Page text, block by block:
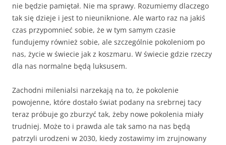
nie będzie pamiętał. Nie ma sprawy. Rozumiemy dlaczego
tak się dzieje i jest to nieuniknione. Ale warto raz na jakiś
czas przypomnieć sobie, że w tym samym czasie
fundujemy również sobie, ale szczególnie pokoleniom po
nas, życie w świecie jak z koszmaru. W świecie gdzie rzeczy
dla nas normalne będą luksusem.
Zachodni milenialsi narzekają na to, że pokolenie
powojenne, które dostało świat podany na srebrnej tacy
teraz próbuje go zburzyć tak, żeby nowe pokolenia miały
trudniej. Może to i prawda ale tak samo na nas będą
patrzyli urodzeni w 2030, kiedy zostawimy im zrujnowany